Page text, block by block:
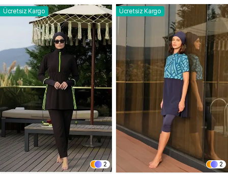
Ücretsiz Kargo
2
Ücretsiz Kargo
2